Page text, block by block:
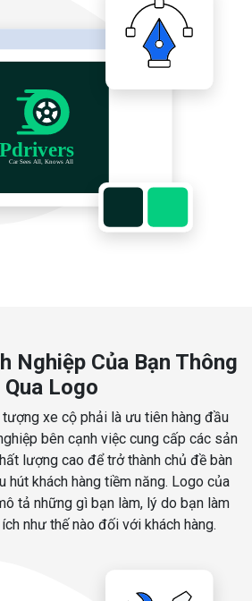
Nghiệp Của Bạn Thông
Qua Logo
xe cộ phải là ưu tiên hàng đầu
bên cạnh việc cung cấp các sản
lượng cao để trở thành chủ đề bàn
hút khách hàng tiềm năng. Logo của
tả những gì bạn làm, lý do bạn làm
như thế nào đối với khách hàng.